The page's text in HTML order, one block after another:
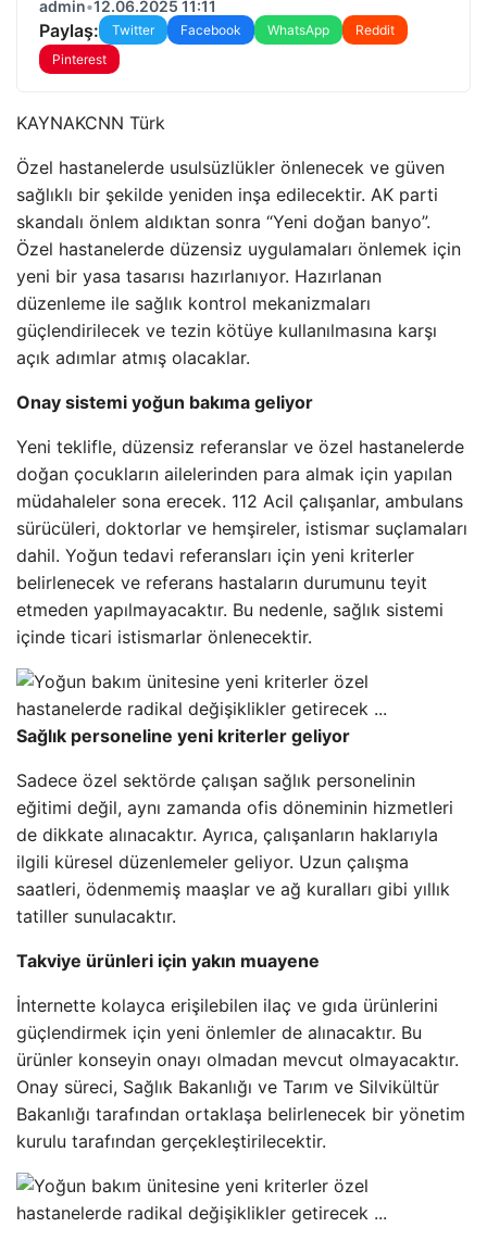
admin•12.06.2025 11:11
Paylaş: Twitter Facebook WhatsApp
Reddit
Pinterest
KAYNAKCNN Türk
Özel hastanelerde usulsüzlükler önlenecek ve güven
sağlıklı bir şekilde yeniden inşa edilecektir. AK parti
skandalı önlem aldıktan sonra “Yeni doğan banyo”.
Özel hastanelerde düzensiz uygulamaları önlemek için
yeni bir yasa tasarısı hazırlanıyor. Hazırlanan
düzenleme ile sağlık kontrol mekanizmaları
güçlendirilecek ve tezin kötüye kullanılmasına karşı
açık adımlar atmış olacaklar.
Onay sistemi yoğun bakıma geliyor
Yeni teklifle, düzensiz referanslar ve özel hastanelerde
doğan çocukların ailelerinden para almak için yapılan
müdahaleler sona erecek. 112 Acil çalışanlar, ambulans
sürücüleri, doktorlar ve hemşireler, istismar suçlamaları
dahil. Yoğun tedavi referansları için yeni kriterler
belirlenecek ve referans hastaların durumunu teyit
etmeden yapılmayacaktır. Bu nedenle, sağlık sistemi
içinde ticari istismarlar önlenecektir.
Sağlık personeline yeni kriterler geliyor
Sadece özel sektörde çalışan sağlık personelinin
eğitimi değil, aynı zamanda ofis döneminin hizmetleri
de dikkate alınacaktır. Ayrıca, çalışanların haklarıyla
ilgili küresel düzenlemeler geliyor. Uzun çalışma
saatleri, ödenmemiş maaşlar ve ağ kuralları gibi yıllık
tatiller sunulacaktır.
Takviye ürünleri için yakın muayene
İnternette kolayca erişilebilen ilaç ve gıda ürünlerini
güçlendirmek için yeni önlemler de alınacaktır. Bu
ürünler konseyin onayı olmadan mevcut olmayacaktır.
Onay süreci, Sağlık Bakanlığı ve Tarım ve Silvikültür
Bakanlığı tarafından ortaklaşa belirlenecek bir yönetim
kurulu tarafından gerçekleştirilecektir.